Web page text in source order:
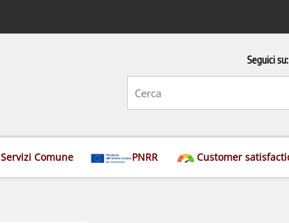
Seguici su:
da
cercare
Servizi Comune PNRR Customer